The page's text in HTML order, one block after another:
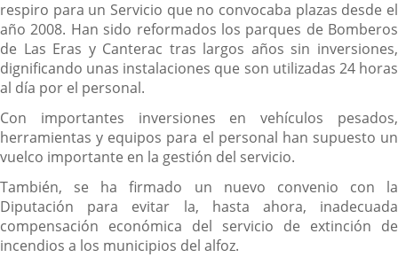
respiro para un Servicio que no convocaba plazas desde el
año 2008. Han sido reformados los parques de Bomberos
de Las Eras y Canterac tras largos años sin inversiones,
dignificando unas instalaciones que son utilizadas 24 horas
al día por el personal.
Con importantes inversiones en vehículos pesados,
herramientas y equipos para el personal han supuesto un
vuelco importante en la gestión del servicio.
También, se ha firmado un nuevo convenio con la
Diputación para evitar la, hasta ahora, inadecuada
compensación económica del servicio de extinción de
incendios a los municipios del alfoz.